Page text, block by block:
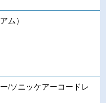
ム）
/ソニッケアーコードレ